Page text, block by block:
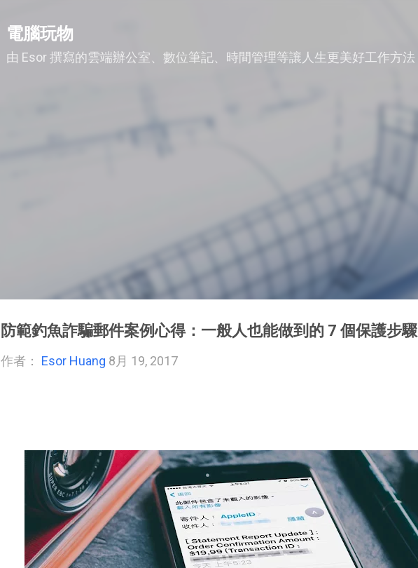
電腦玩物
由 Esor 撰寫的雲端辦公室、數位筆記、時間管理等讓人生更美好工作方法
防範釣魚詐騙郵件案例心得：一般人也能做到的 7 個保護步驟
作者： Esor Huang 8月 19, 2017